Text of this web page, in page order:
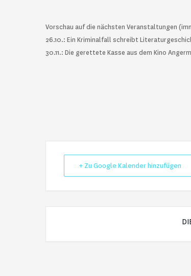
Vorschau auf die nächsten Veranstaltungen
26.10.: Ein Kriminalfall schreibt
30.11.: Die gerettete Kasse aus dem Kino
+ Zu Google Kalender hinzufügen